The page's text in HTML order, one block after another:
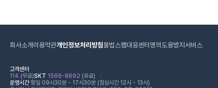
회사소개이용약관개인정보처리방침불법스팸대응센터 명의도용방지서비스
고객센터
114 (무료)SKT 1566-8692 (유료)
운영시간평일 09시30분 - 17시30분 (점심시간 12시 - 13시)